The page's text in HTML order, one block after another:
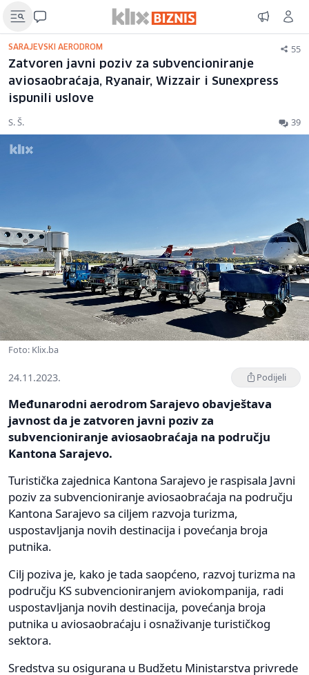
SARAJEVSKI AERODROM 55
Zatvoren javni poziv za subvencioniranje
aviosaobraćaja, Ryanair, Wizzair i Sunexpress
ispunili uslove
S. Š. 39
Foto: Klix.ba
24.11.2023. Podijeli
Međunarodni aerodrom Sarajevo obavještava
javnost da je zatvoren javni poziv za
subvencioniranje aviosaobraćaja na području
Kantona Sarajevo.
Turistička zajednica Kantona Sarajevo je raspisala Javni
poziv za subvencioniranje aviosaobraćaja na području
Kantona Sarajevo sa ciljem razvoja turizma,
uspostavljanja novih destinacija i povećanja broja
putnika.
Cilj poziva je, kako je tada saopćeno, razvoj turizma na
području KS subvencioniranjem aviokompanija, radi
uspostavljanja novih destinacija, povećanja broja
putnika u aviosaobraćaju i osnaživanje turističkog
sektora.
Sredstva su osigurana u Budžetu Ministarstva privrede